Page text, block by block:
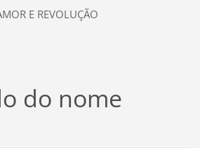
E REVOLUÇÃO
do nome